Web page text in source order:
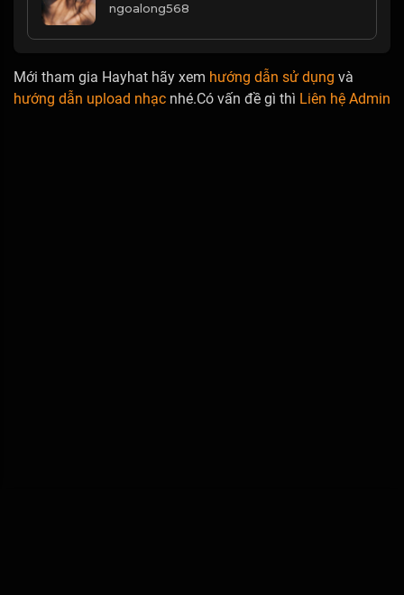
ngoalong568
Mới tham gia Hayhat hãy xem hướng dẫn sử dụng và
hướng dẫn upload nhạc nhé.Có vấn đề gì thì Liên hệ Admin